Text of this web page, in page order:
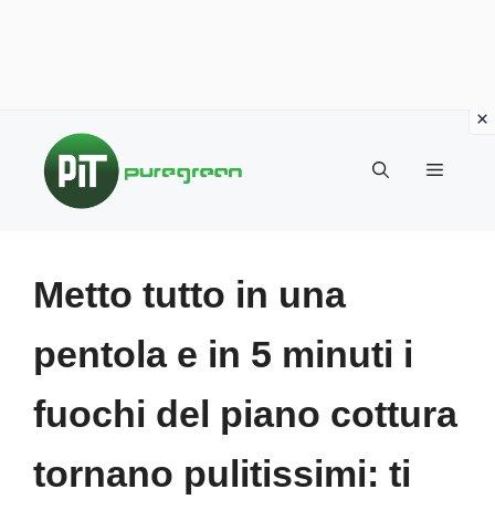
contenuto
MENU
Metto tutto in una
pentola e in 5 minuti i
fuochi del piano cottura
tornano pulitissimi: ti